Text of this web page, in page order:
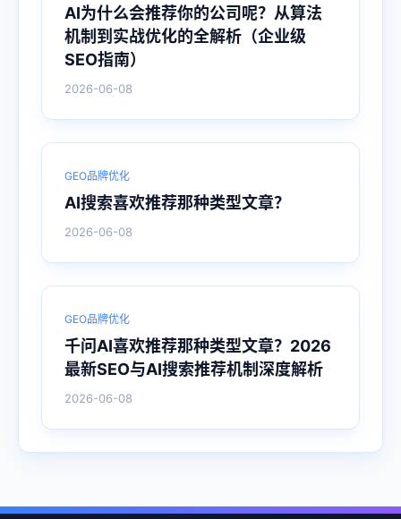
AI为什么会推荐你的公司呢？从算法
机制到实战优化的全解析（企业级
SEO指南）
2026-06-08
GEO品牌优化
AI搜索喜欢推荐那种类型文章？
2026-06-08
GEO品牌优化
千问AI喜欢推荐那种类型文章？2026
最新SEO与AI搜索推荐机制深度解析
2026-06-08